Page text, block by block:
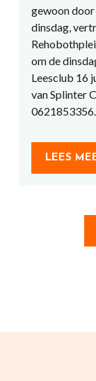
gewoon
dinsdag,
om de
Leesclub 16
van Splinter
LEES